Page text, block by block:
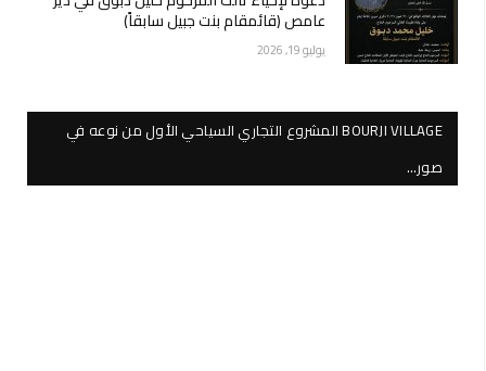
عامص (قائمقام بنت جبيل سابقاً)
يوليو 19, 2026
BOURJI VILLAGE المشروع التجاري السياحي الأول من نوعه في
صور…